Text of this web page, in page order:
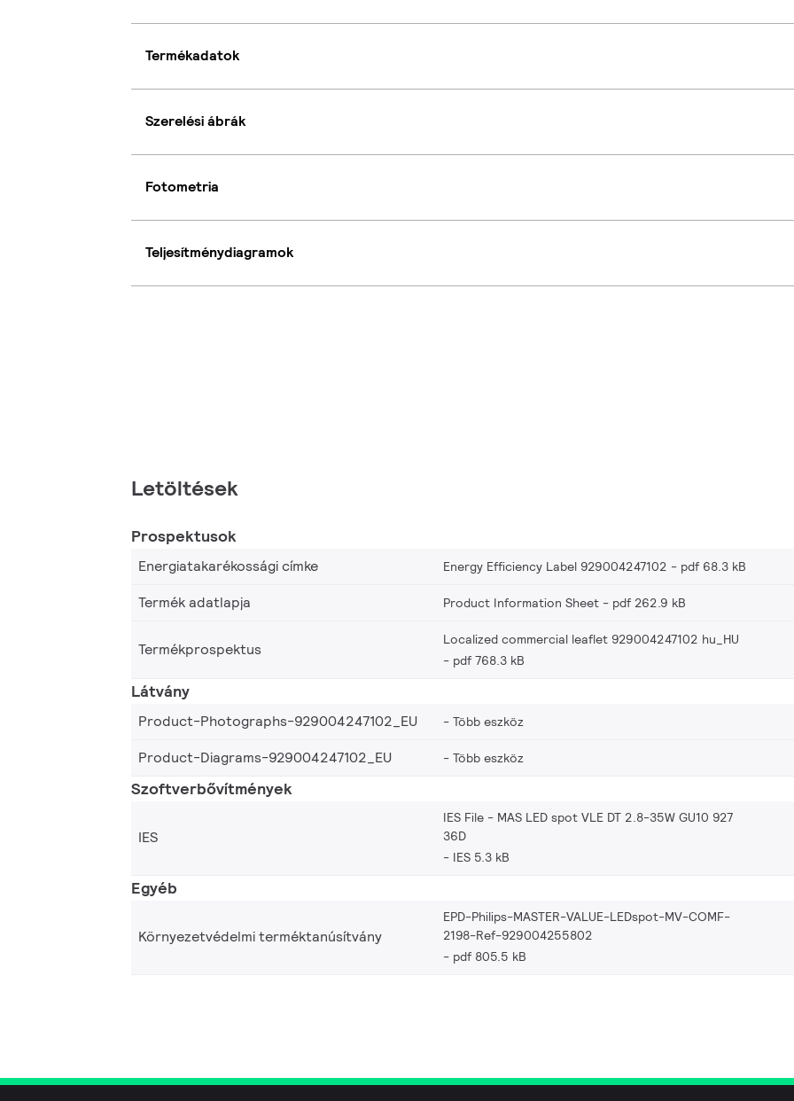
Termékadatok
Szerelési ábrák
Fotometria
Teljesítménydiagramok
Letöltések
Prospektusok
Energiatakarékossági címke Energy Efficiency Label 929004247102 pdf 68.3 kB
Termék adatlapja Product Information Sheet pdf 262.9 kB
Termékprospektus
Localized commercial leaflet 929004247102 hu_HU
pdf 768.3 kB
Látvány
Product-Photographs-929004247102_EU Több eszköz
Product-Diagrams-929004247102_EU Több eszköz
Szoftverbővítmények
IES
IES File - MAS LED spot VLE DT 2.8-35W GU10 927
36D
IES 5.3 kB
Egyéb
Környezetvédelmi terméktanúsítvány
EPD-Philips-MASTER-VALUE-LEDspot-MV-COMF-
2198-Ref-929004255802
pdf 805.5 kB